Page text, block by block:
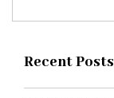
Recent Posts